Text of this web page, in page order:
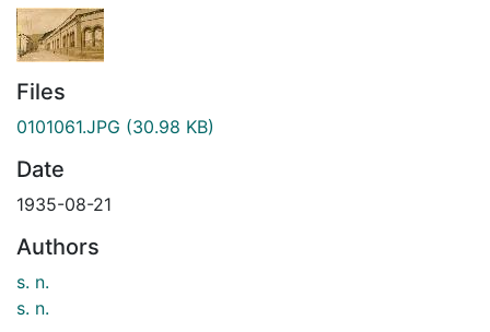
Files
0101061.JPG (30.98 KB)
Date
1935-08-21
Authors
s. n.
s. n.